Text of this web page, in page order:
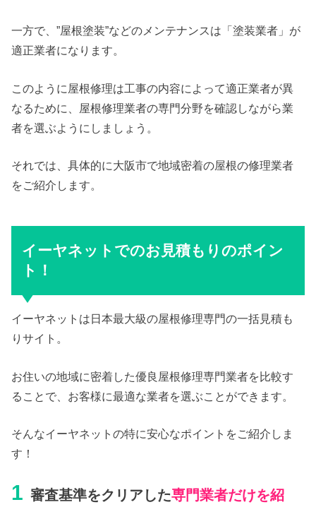
一方で、”屋根塗装”などのメンテナンスは「塗装業者」が
適正業者になります。
このように屋根修理は工事の内容によって適正業者が異
なるために、屋根修理業者の専門分野を確認しながら業
者を選ぶようにしましょう。
それでは、具体的に大阪市で地域密着の屋根の修理業者
をご紹介します。
イーヤネットでのお見積もりのポイン
ト！
イーヤネットは日本最大級の屋根修理専門の一括見積も
りサイト。
お住いの地域に密着した優良屋根修理専門業者を比較す
ることで、お客様に最適な業者を選ぶことができます。
そんなイーヤネットの特に安心なポイントをご紹介しま
す！
1 審査基準をクリアした専門業者だけを紹